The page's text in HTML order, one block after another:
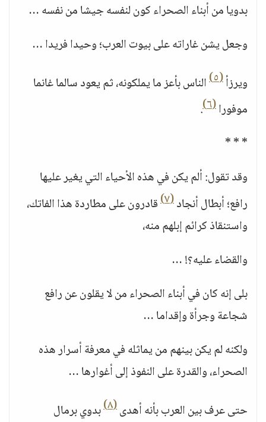
بدويا من أبناء الصحراء كون لنفسه جيشا من نفسه …
وجعل يشن غاراته على بيوت العرب؛ وحيدا فريدا …
ويرزأ(٥)
الناس بأعز ما يملكونه، ثم يعود سالما غانما
موفورا(٦) .
* * *
وقد تقول: ألم يكن في هذه الأحياء التي يغير عليها
رافع؛ أبطال أنجاد(٧)
قادرون على مطاردة هذا الفاتك،
واستنقاذ كرائم إبلهم منه،
والقضاء عليه؟! …
بلى إنه كان في أبناء الصحراء من لا يقلون عن رافع
شجاعة وجرأة وإقداما …
ولكنه لم يكن بينهم من يماثله في معرفة أسرار هذه
الصحراء، والقدرة على النفوذ إلى أغوارها …
حتى عرف بين العرب بأنه أهدى(٨)
بدوي برمال